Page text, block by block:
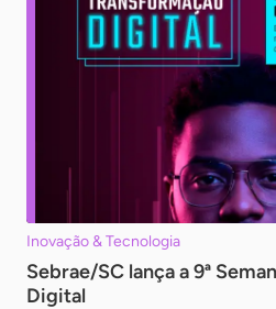
Inovação & Tecnologia
Sebrae/SC lança a 9ª
Digital